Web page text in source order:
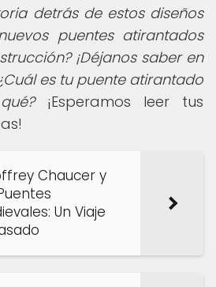
detrás de estos diseños
puentes atirantados
¡Déjanos saber en
es tu puente atirantado
¡Esperamos leer tus
Chaucer y
Un Viaje